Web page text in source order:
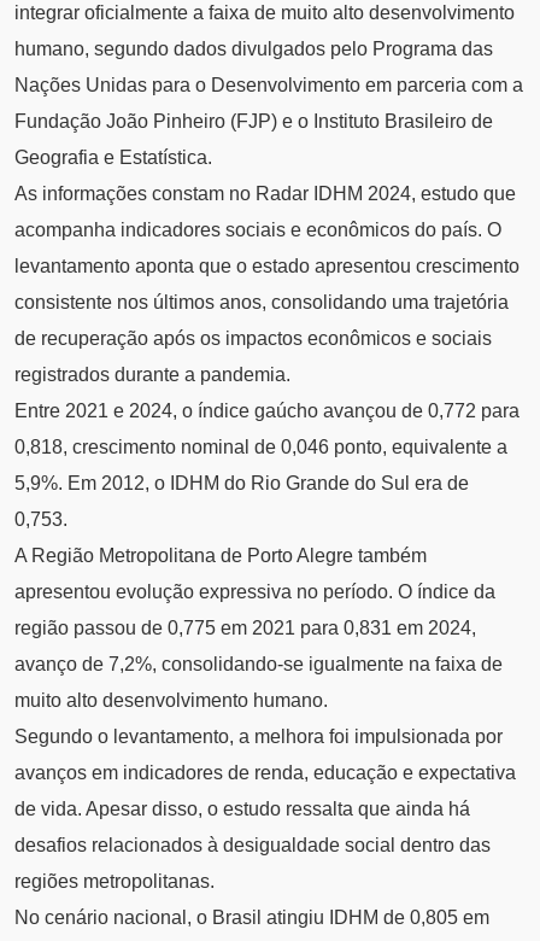
integrar oficialmente a faixa de muito alto desenvolvimento
humano, segundo dados divulgados pelo Programa das
Nações Unidas para o Desenvolvimento em parceria com a
Fundação João Pinheiro (FJP) e o Instituto Brasileiro de
Geografia e Estatística.
As informações constam no Radar IDHM 2024, estudo que
acompanha indicadores sociais e econômicos do país. O
levantamento aponta que o estado apresentou crescimento
consistente nos últimos anos, consolidando uma trajetória
de recuperação após os impactos econômicos e sociais
registrados durante a pandemia.
Entre 2021 e 2024, o índice gaúcho avançou de 0,772 para
0,818, crescimento nominal de 0,046 ponto, equivalente a
5,9%. Em 2012, o IDHM do Rio Grande do Sul era de
0,753.
A Região Metropolitana de Porto Alegre também
apresentou evolução expressiva no período. O índice da
região passou de 0,775 em 2021 para 0,831 em 2024,
avanço de 7,2%, consolidando-se igualmente na faixa de
muito alto desenvolvimento humano.
Segundo o levantamento, a melhora foi impulsionada por
avanços em indicadores de renda, educação e expectativa
de vida. Apesar disso, o estudo ressalta que ainda há
desafios relacionados à desigualdade social dentro das
regiões metropolitanas.
No cenário nacional, o Brasil atingiu IDHM de 0,805 em